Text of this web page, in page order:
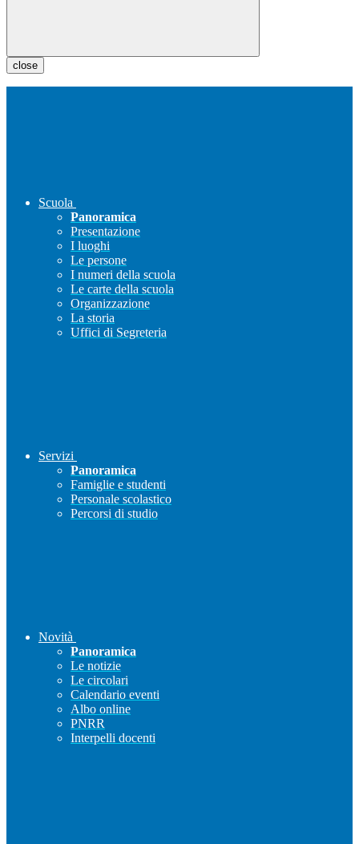
close
Scuola
Panoramica
Presentazione
I luoghi
Le persone
I numeri della scuola
Le carte della scuola
Organizzazione
La storia
Uffici di Segreteria
Servizi
Panoramica
Famiglie e studenti
Personale scolastico
Percorsi di studio
Novità
Panoramica
Le notizie
Le circolari
Calendario eventi
Albo online
PNRR
Interpelli docenti